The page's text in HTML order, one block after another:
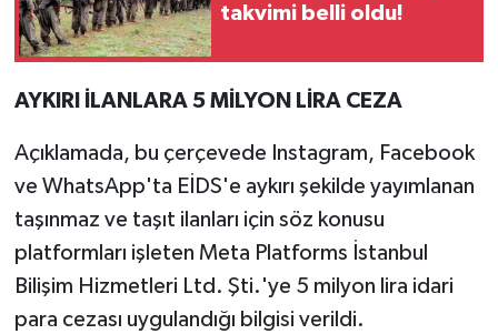
takvimi belli oldu!
AYKIRI İLANLARA 5 MİLYON LİRA CEZA
Açıklamada, bu çerçevede Instagram, Facebook
ve WhatsApp'ta EİDS'e aykırı şekilde yayımlanan
taşınmaz ve taşıt ilanları için söz konusu
platformları işleten Meta Platforms İstanbul
Bilişim Hizmetleri Ltd. Şti.'ye 5 milyon lira idari
para cezası uygulandığı bilgisi verildi.